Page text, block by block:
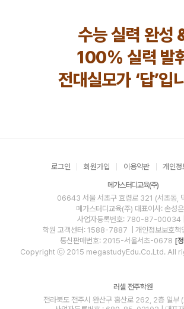
수능 실력 완성
100% 실력 발
전대실모가 ‘답’입
로그인 회원가입 이용약관 개인정
메가스터디교육(주)
06643 서울 서초구 효령로 321 (서초동,
메가스터디교육(주) 대표이사: 손성은 |
사업자등록번호: 780-87-00034
학원 고객센터: 1588-7887
| 개인정보보호
통신판매번호: 2015-서울서초-0678 [
Copyright ⓒ 2015 megastudyEdu.Co.Ltd. All
러셀 전주학원
전라북도 전주시 완산구 홍산로 262, 2층 일부 (